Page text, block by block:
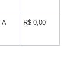
A
R$ 0,00